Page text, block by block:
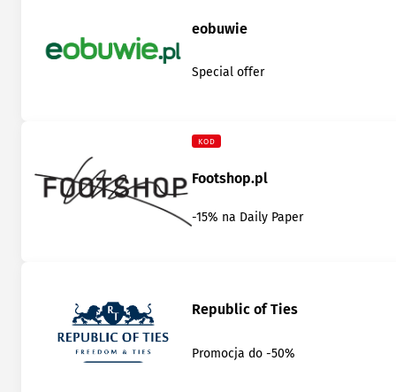
eobuwie
Special offer
KOD
Footshop.pl
-15% na Daily Paper
Republic of Ties
Promocja do -50%